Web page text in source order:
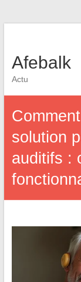
Afebalk
Actu
solution
auditifs :